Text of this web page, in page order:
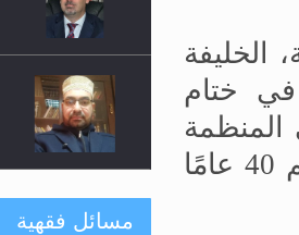
الخليفة
في ختام
المنظمة
الفرعية للجماعة الإسلامية الأحمدية، للرجال الذين تبلغ أعمارهم 40 عامًا
مسائل فقهية